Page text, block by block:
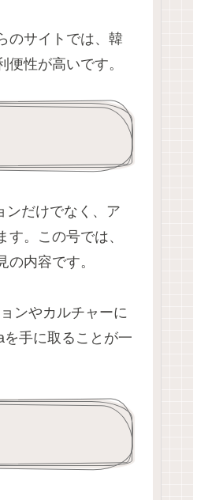
のサイトでは、韓
性が高いです。
ンだけでなく、ア
。この号では、
内容です。
ンやカルチャーに
手に取ることが一